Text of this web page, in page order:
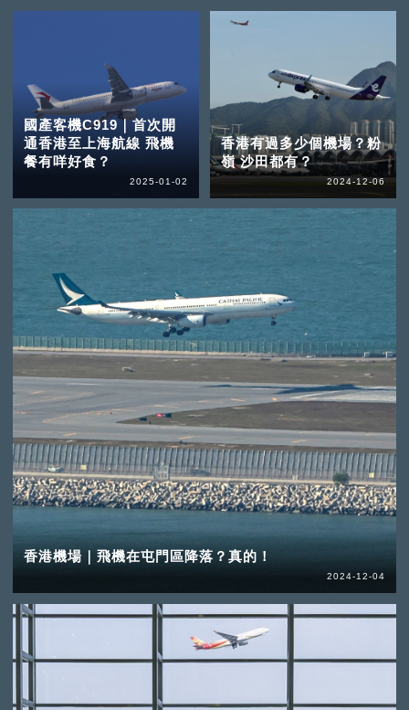
國產客機C919｜首次開
通香港至上海航線 飛機
餐有咩好食？
2025-01-02
香港有過多少個機場？粉
嶺 沙田都有？
2024-12-06
香港機場｜飛機在屯門區降落？真的！
2024-12-04